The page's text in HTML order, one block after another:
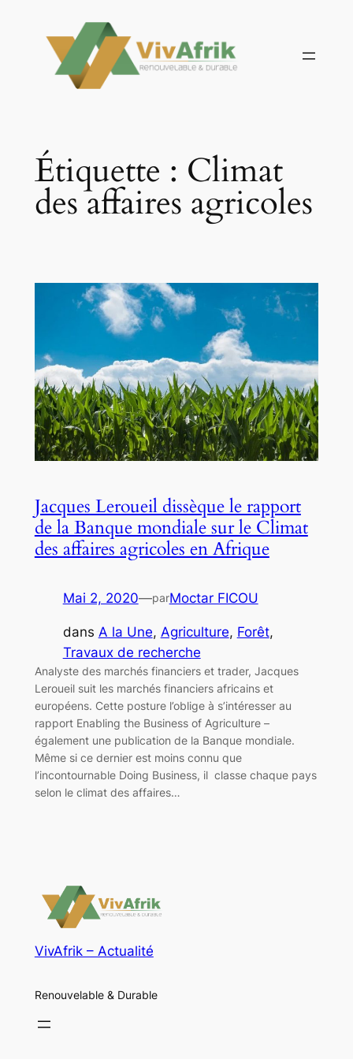
contenu
Étiquette : Climat
des affaires agricoles
Jacques Leroueil dissèque le rapport
de la Banque mondiale sur le Climat
des affaires agricoles en Afrique
Mai 2, 2020—parMoctar FICOU
dans A la Une, Agriculture, Forêt
Travaux de recherche
Analyste des marchés financiers et trader, Jacques
Leroueil suit les marchés financiers africains et
européens. Cette posture l’oblige à s’intéresser au
rapport Enabling the Business of Agriculture –
également une publication de la Banque mondiale.
Même si ce dernier est moins connu que
l’incontournable Doing Business, il classe chaque pays
selon le climat des affaires…
VivAfrik – Actualité
Renouvelable & Durable